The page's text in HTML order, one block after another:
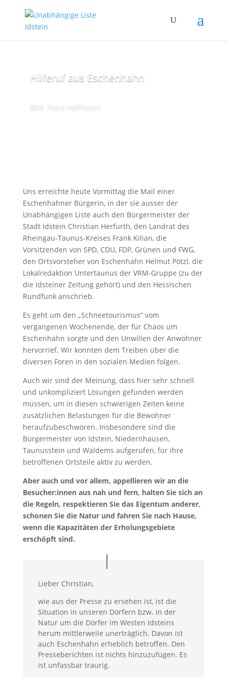
Hilferuf aus Eschenhahn
Bild: Petra Hoffmann
Uns erreichte heute Vormittag die Mail einer
Eschenhahner Bürgerin, in der sie ausser der
Unabhängigen Liste auch den Bürgermeister der
Stadt Idstein Christian Herfurth, den Landrat des
Rheingau-Taunus-Kreises Frank Kilian, die
Vorsitzenden von SPD, CDU, FDP, Grünen und FWG,
den Ortsvorsteher von Eschenhahn Helmut Pötzl, die
Lokalredaktion Untertaunus der VRM-Gruppe (zu der
die Idsteiner Zeitung gehört) und den Hessischen
Rundfunk anschrieb.
Es geht um den „Schneetourismus“ vom
vergangenen Wochenende, der für Chaos um
Eschenhahn sorgte und den Unwillen der Anwohner
hervorrief. Wir konnten dem Treiben über die
diversen Foren in den sozialen Medien folgen.
Auch wir sind der Meinung, dass hier sehr schnell
und unkompliziert Lösungen gefunden werden
müssen, um in diesen schwierigen Zeiten keine
zusätzlichen Belastungen für die Bewohner
heraufzubeschwören. Insbesondere sind die
Bürgermeister von Idstein, Niedernhausen,
Taunusstein und Waldems aufgerufen, für ihre
betroffenen Ortsteile aktiv zu werden.
Aber auch und vor allem, appellieren wir an die
Besucher:innen aus nah und fern, halten Sie sich an
die Regeln, respektieren Sie das Eigentum anderer,
schonen Sie die Natur und fahren Sie nach Hause,
wenn die Kapazitäten der Erholungsgebiete
erschöpft sind.
Lieber Christian,
wie aus der Presse zu ersehen ist, ist die
Situation in unseren Dörfern bzw. in der
Natur um die Dörfer im Westen Idsteins
herum mittlerweile unerträglich. Davon ist
auch Eschenhahn erheblich betroffen. Den
Presseberichten ist nichts hinzuzufügen. Es
ist unfassbar traurig.